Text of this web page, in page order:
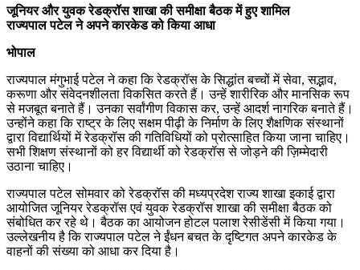
जूनियर और युवक रेडक्रॉस शाखा की समीक्षा बैठक में हुए शामिल
राज्यपाल पटेल ने अपने कारकेड को किया आधा
भोपाल
राज्यपाल मंगुभाई पटेल ने कहा कि रेडक्रॉस के सिद्धांत बच्चों में सेवा, सद्भाव,
करूणा और संवेदनशीलता विकसित करते हैं। उन्हें शारीरिक और मानसिक रूप
से मजबूत बनाते हैं। उनका सर्वांगीण विकास कर, उन्हें आदर्श नागरिक बनाते हैं।
उन्होंने कहा कि राष्ट्र के लिए सक्षम पीढ़ी के निर्माण के लिए शैक्षणिक संस्थानों
द्वारा विद्यार्थियों में रेडक्रॉस की गतिविधियों को प्रोत्साहित किया जाना चाहिए।
सभी शिक्षण संस्थानों को हर विद्यार्थी को रेडक्रॉस से जोड़ने की ज़िम्मेदारी
उठाना चाहिए।
राज्यपाल पटेल सोमवार को रेडक्रॉस की मध्यप्रदेश राज्य शाखा इकाई द्वारा
आयोजित जूनियर रेडक्रॉस एवं युवक रेडक्रॉस शाखा की समीक्षा बैठक को
संबोधित कर रहे थे। बैठक का आयोजन होटल पलाश रेसीडेंसी में किया गया।
उल्लेखनीय है कि राज्यपाल पटेल ने ईंधन बचत के दृष्टिगत अपने कारकेड के
वाहनों की संख्या को आधा कर दिया है।